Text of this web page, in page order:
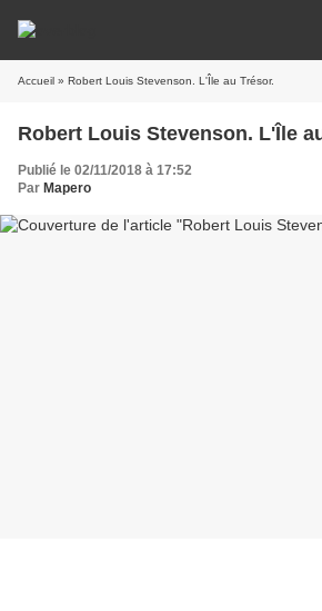
Accueil » Robert Louis Stevenson. L'Île au Trésor.
Robert Louis Stevenson. L'Île
Publié le 02/11/2018 à 17:52
Par Mapero